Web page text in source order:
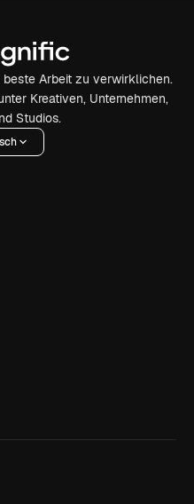
Arbeit zu verwirklichen.
Kreativen, Unternehmen,
Studios.